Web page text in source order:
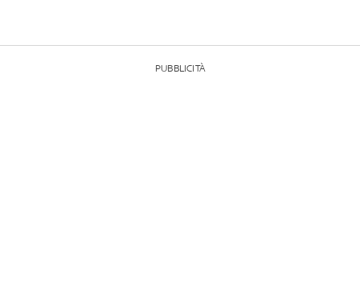
PUBBLICITÀ